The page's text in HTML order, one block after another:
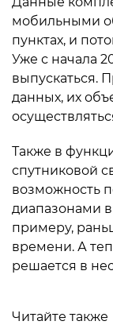
мобильными
пунктах, и
Уже с начала
выпускаться.
данных, их
Также в
спутниковой
возможность
диапазонами
примеру,
времени. А
решается в
Читайте также